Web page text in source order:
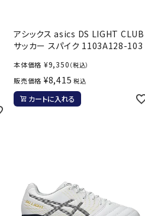
アシックス asics DS LIGHT CLUB
サッカー スパイク 1103A128-103
本体価格 ¥9,350 （税込）
販売価格 ¥8,415 税込
カートに入れる